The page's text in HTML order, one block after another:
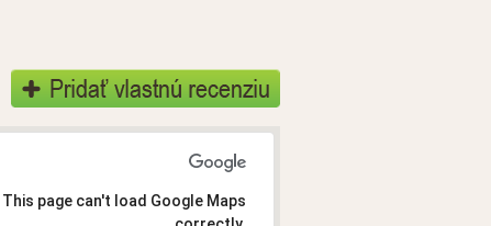
This page can't load Google Maps